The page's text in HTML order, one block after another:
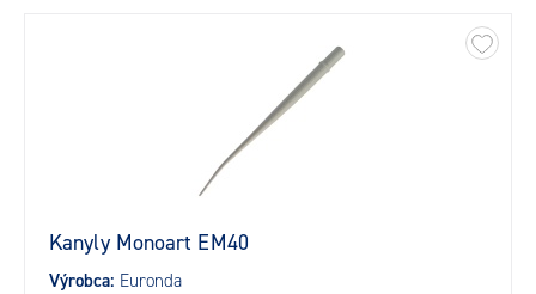
Kanyly Monoart EM40
Výrobca: Euronda